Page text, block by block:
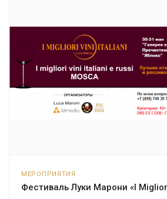
МЕРОПРИЯТИЯ
Фестиваль Луки Марони «I